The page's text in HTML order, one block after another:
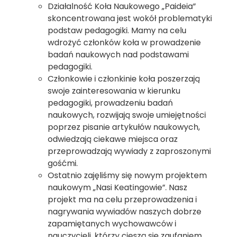
Działalność Koła Naukowego „Paideia”
skoncentrowana jest wokół problematyki
podstaw pedagogiki. Mamy na celu
wdrożyć członków koła w prowadzenie
badań naukowych nad podstawami
pedagogiki.
Członkowie i członkinie koła poszerzają
swoje zainteresowania w kierunku
pedagogiki, prowadzeniu badań
naukowych, rozwijają swoje umiejętności
poprzez pisanie artykułów naukowych,
odwiedzają ciekawe miejsca oraz
przeprowadzają wywiady z zaproszonymi
gośćmi.
Ostatnio zajęliśmy się nowym projektem
naukowym „Nasi Keatingowie”. Nasz
projekt ma na celu przeprowadzenia i
nagrywania wywiadów naszych dobrze
zapamiętanych wychowawców i